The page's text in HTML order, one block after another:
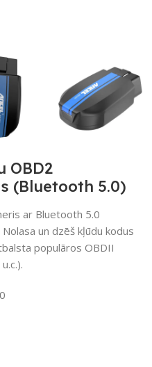
OBD2
(Bluetooth 5.0)
ar Bluetooth 5.0
un dzēš kļūdu kodus
populāros OBDII